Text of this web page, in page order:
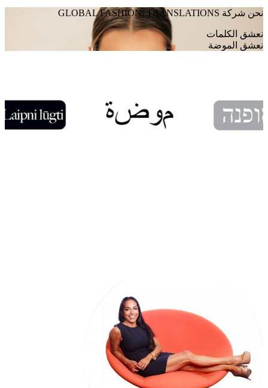
نحن شركة GLOBAL FASHION: TRANSLATIONS
نعشق الكلمات
نعشق الموضة